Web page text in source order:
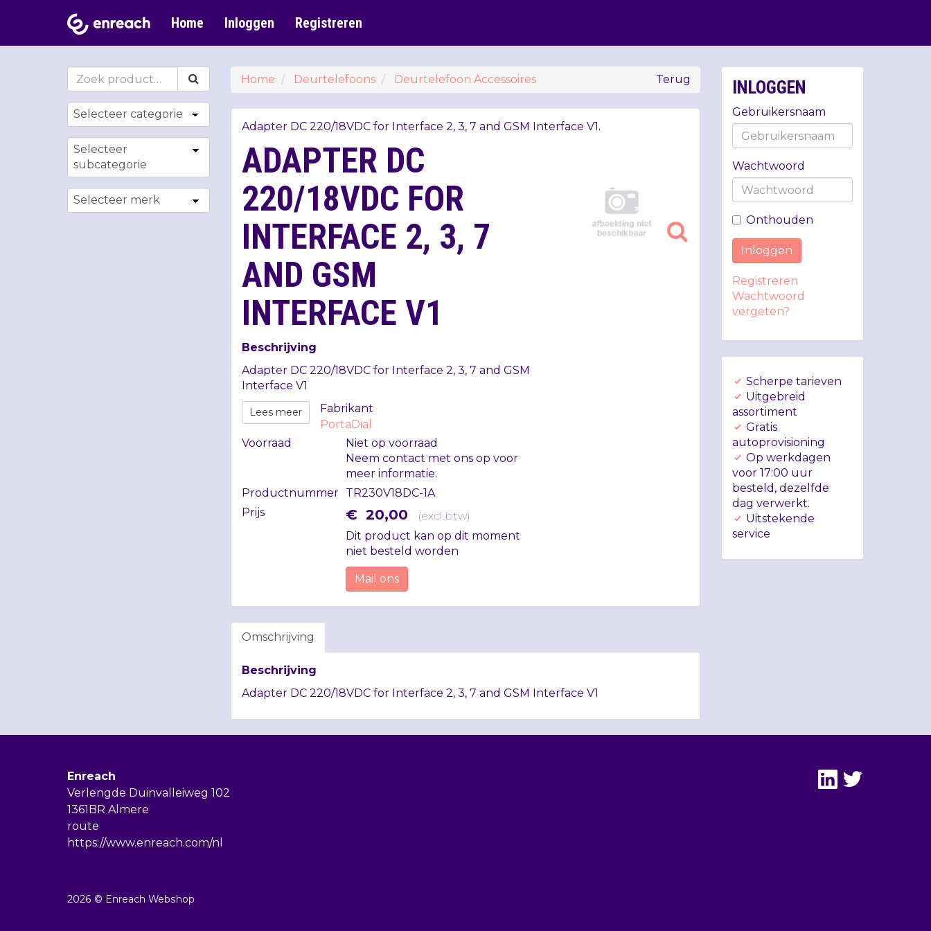
Home Inloggen Registreren
Terug
Home Deurtelefoons Deurtelefoon Accessoires
Adapter DC 220/18VDC for Interface 2, 3, 7 and GSM Interface V1.
ADAPTER DC
220/18VDC FOR
INTERFACE 2, 3, 7
AND GSM
INTERFACE V1
Beschrijving
Adapter DC 220/18VDC for Interface 2, 3, 7 and GSM
Interface V1
Lees meer
Fabrikant
PortaDial
Voorraad
Niet op voorraad
Neem contact met ons op voor
meer informatie.
Productnummer TR230V18DC-1A
Prijs
€ 20,00 (excl.btw)
Dit product kan op dit moment
niet besteld worden
Mail ons
Omschrijving
Beschrijving
Adapter DC 220/18VDC for Interface 2, 3, 7 and GSM Interface V1
INLOGGEN
Gebruikersnaam
Wachtwoord
Onthouden
Inloggen
Registreren
Wachtwoord
vergeten?
Scherpe tarieven
Uitgebreid
assortiment
Gratis
autoprovisioning
Op werkdagen
voor 17:00 uur
besteld, dezelfde
dag verwerkt.
Uitstekende
service
Enreach
Verlengde Duinvalleiweg 102
1361BR Almere
route
https://www.enreach.com/nl
2026 © Enreach Webshop